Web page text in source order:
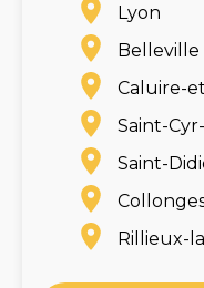
Lyon
Belleville
Caluire-
Saint-
Saint-
Rillieux-